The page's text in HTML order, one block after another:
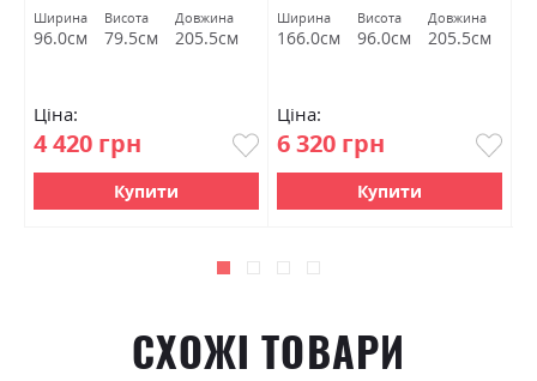
Ширина
96.0см
Висота
79.5см
Довжина
205.5см
Ціна:
4 420 грн
Купити
Ширина
166.0см
Висота
96.0см
Довжина
205.5см
Ціна:
6 320 грн
Купити
СХОЖІ ТОВАРИ